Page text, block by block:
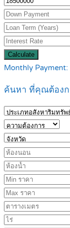
Calculate
Monthly Payment:
ค้นหา ที่คุณต้องก